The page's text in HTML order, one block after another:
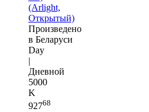
(Arlight,
Открытый)
Произведено
в Беларуси
Day
|
Дневной
5000
K
92768